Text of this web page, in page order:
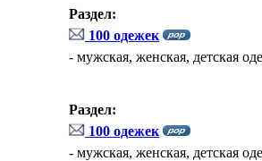
Раздел:
100 одежек
- мужская, женская, детская
Раздел:
100 одежек
- мужская, женская, детская